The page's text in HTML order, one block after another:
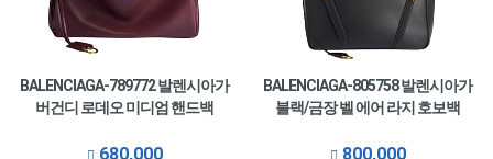
BALENCIAGA-789772 발렌시아가
버건디 로데오 미디엄 핸드백
680,000
BALENCIAGA-805758 발렌시아가
블랙/금장 벨 에어 라지 호보백
800,000